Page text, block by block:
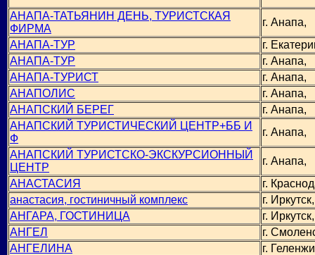
АНАПА-ТАТЬЯНИН ДЕНЬ, ТУРИСТСКАЯ
ФИРМА
г. Анапа,
АНАПА-ТУР
г.
АНАПА-ТУР
г. Анапа,
АНАПА-ТУРИСТ
г. Анапа,
АНАПОЛИС
г. Анапа,
АНАПСКИЙ БЕРЕГ
г. Анапа,
АНАПСКИЙ ТУРИСТИЧЕСКИЙ ЦЕНТР+ББ И
Ф
г. Анапа,
АНАПСКИЙ ТУРИСТСКО-ЭКСКУРСИОННЫЙ
ЦЕНТР
г. Анапа,
АНАСТАСИЯ
г.
анастасия, гостиничный комплекс
г. Иркутск,
АНГАРА, ГОСТИНИЦА
г. Иркутск,
АНГЕЛ
г.
АНГЕЛИНА
г.